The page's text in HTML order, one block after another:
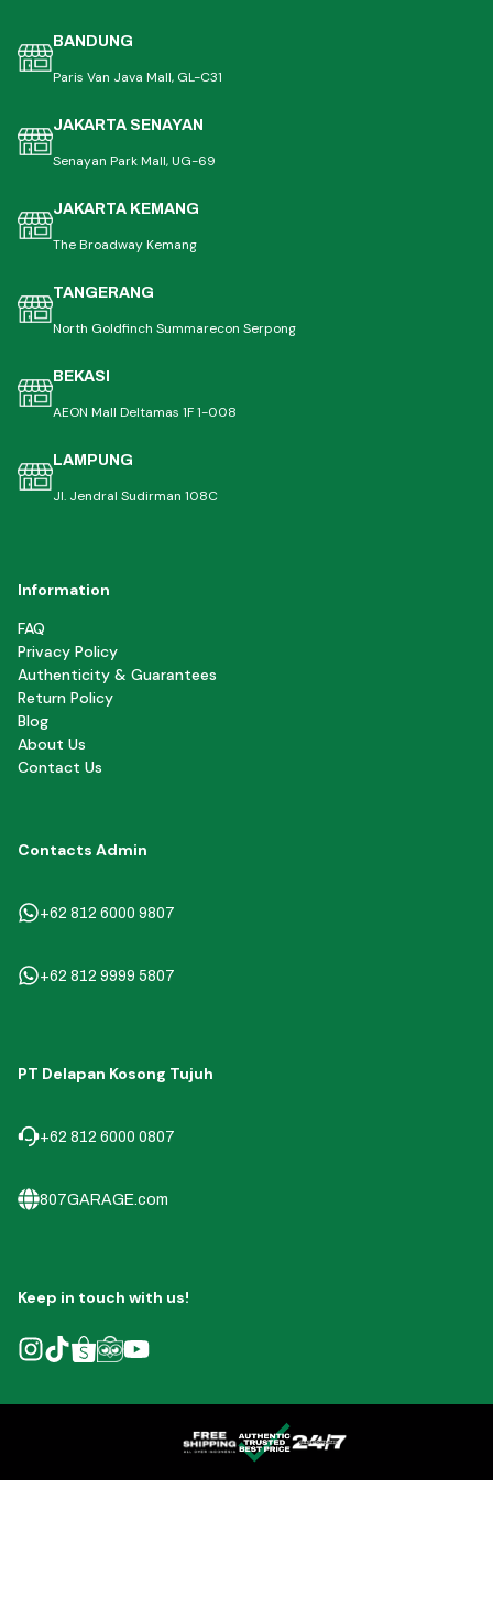
BANDUNG
Paris Van Java Mall, GL-C31
JAKARTA SENAYAN
Senayan Park Mall, UG-69
JAKARTA KEMANG
The Broadway Kemang
TANGERANG
North Goldfinch Summarecon Serpong
BEKASI
AEON Mall Deltamas 1F 1-008
LAMPUNG
Jl. Jendral Sudirman 108C
Information
FAQ
Privacy Policy
Authenticity & Guarantees
Return Policy
Blog
About Us
Contact Us
Contacts Admin
+62 812 6000 9807
+62 812 9999 5807
PT Delapan Kosong Tujuh
+62 812 6000 0807
807GARAGE.com
Keep in touch with us!